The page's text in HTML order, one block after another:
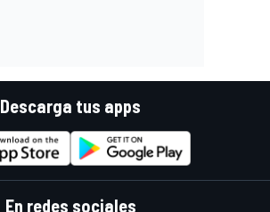
Descarga tus apps
En redes sociales